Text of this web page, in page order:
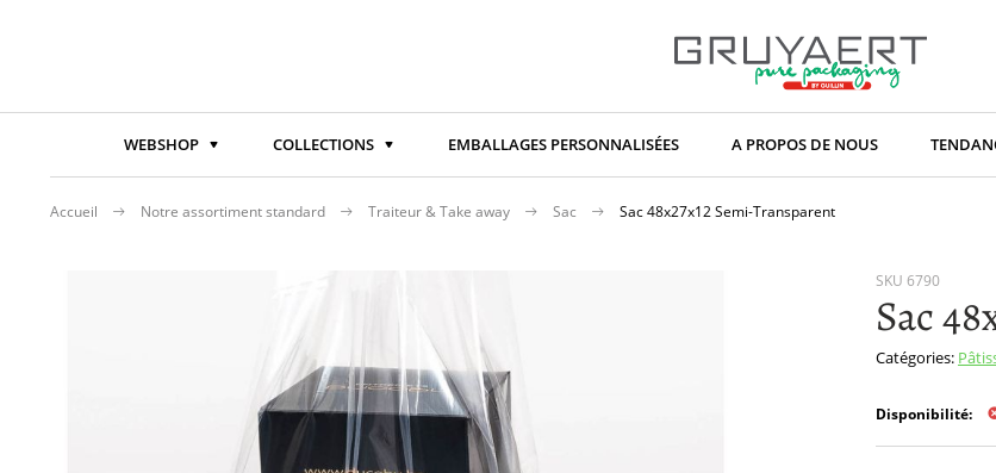
WEBSHOP COLLECTIONS EMBALLAGES PERSONNALISÉES A PROPOS DE NOUS
Accueil Notre assortiment standard Traiteur & Take away Sac Sac 48x27x12 Semi-Transparent
SKU6790
Sac
Catégories:
Disponibilité: